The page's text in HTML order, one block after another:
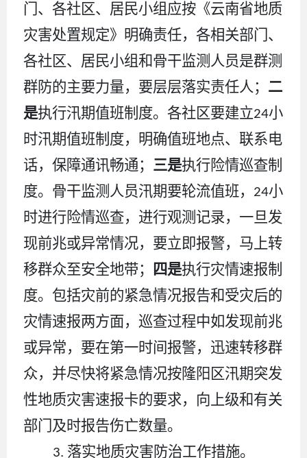
门、各社区、居民小组应按《云南省地质
灾害处置规定》明确责任，各相关部门、
各社区、居民小组和骨干监测人员是群测
群防的主要力量，要层层落实责任人 ； 二
是执行汛期值班制度。各社区要建立24小
时汛期值班制度，明确值班地点、联系电
话，保障通讯畅通； 三是执行险情巡查制
度。骨干监测人员汛期要轮流值班，
24小
时进行险情巡查，进行观测记录，一旦发
现前兆或异常情况，要立即报警，马上转
移群众至安全地带； 四是执行灾情速报制
度。包括灾前的紧急情况报告和受灾后的
灾情速报两方面，巡查过程中如发现前兆
或异常，要在第一时间报警，迅速转移群
众，并尽快将紧急情况按隆阳区汛期突发
性地质灾害速报卡的要求，向上级和有关
部门 及时报告伤亡数量。
3. 落实地质灾害防治工作措施。